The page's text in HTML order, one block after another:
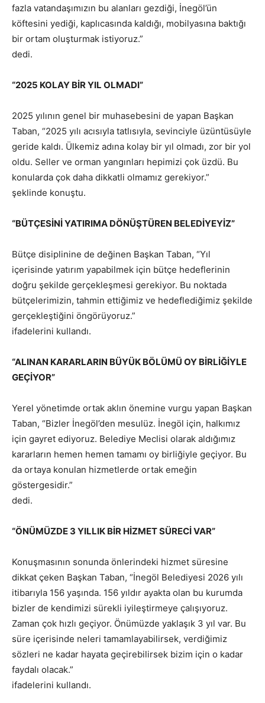
fazla vatandaşımızın bu alanları gezdiği, İnegöl’ün
köftesini yediği, kaplıcasında kaldığı, mobilyasına baktığı
bir ortam oluşturmak istiyoruz.”
dedi.
“2025 KOLAY BİR YIL OLMADI”
2025 yılının genel bir muhasebesini de yapan Başkan
Taban, “2025 yılı acısıyla tatlısıyla, sevinciyle üzüntüsüyle
geride kaldı. Ülkemiz adına kolay bir yıl olmadı, zor bir yol
oldu. Seller ve orman yangınları hepimizi çok üzdü. Bu
konularda çok daha dikkatli olmamız gerekiyor.”
şeklinde konuştu.
“BÜTÇESİNİ YATIRIMA DÖNÜŞTÜREN BELEDİYEYİZ”
Bütçe disiplinine de değinen Başkan Taban, “Yıl
içerisinde yatırım yapabilmek için bütçe hedeflerinin
doğru şekilde gerçekleşmesi gerekiyor. Bu noktada
bütçelerimizin, tahmin ettiğimiz ve hedeflediğimiz şekilde
gerçekleştiğini öngörüyoruz.”
ifadelerini kullandı.
“ALINAN KARARLARIN BÜYÜK BÖLÜMÜ OY BİRLİĞİYLE
GEÇİYOR”
Yerel yönetimde ortak aklın önemine vurgu yapan Başkan
Taban, “Bizler İnegöl’den mesulüz. İnegöl için, halkımız
için gayret ediyoruz. Belediye Meclisi olarak aldığımız
kararların hemen hemen tamamı oy birliğiyle geçiyor. Bu
da ortaya konulan hizmetlerde ortak emeğin
göstergesidir.”
dedi.
“ÖNÜMÜZDE 3 YILLIK BİR HİZMET SÜRECİ VAR”
Konuşmasının sonunda önlerindeki hizmet süresine
dikkat çeken Başkan Taban, “İnegöl Belediyesi 2026 yılı
itibarıyla 156 yaşında. 156 yıldır ayakta olan bu kurumda
bizler de kendimizi sürekli iyileştirmeye çalışıyoruz.
Zaman çok hızlı geçiyor. Önümüzde yaklaşık 3 yıl var. Bu
süre içerisinde neleri tamamlayabilirsek, verdiğimiz
sözleri ne kadar hayata geçirebilirsek bizim için o kadar
faydalı olacak.”
ifadelerini kullandı.